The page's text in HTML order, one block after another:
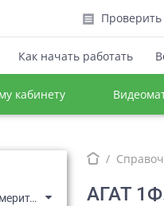
Проверить
Как начать работать
кабинету
Кассовые аппараты ШТРИХ-М и НТЦ Измеритель АГАТ